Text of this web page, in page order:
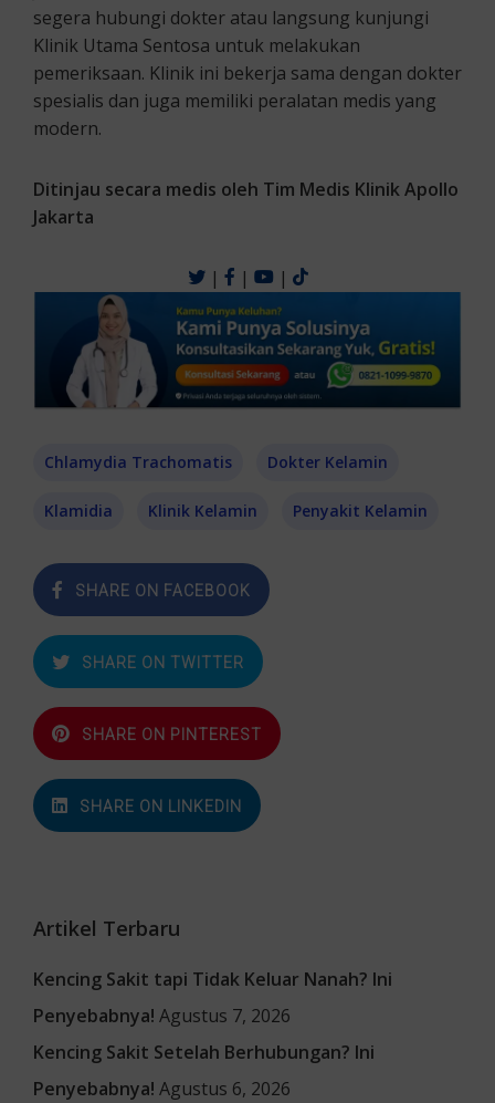
segera hubungi dokter atau langsung kunjungi
Klinik Utama Sentosa untuk melakukan
pemeriksaan. Klinik ini bekerja sama dengan dokter
spesialis dan juga memiliki peralatan medis yang
modern.
Ditinjau secara medis oleh Tim Medis Klinik Apollo
Jakarta
| | |
Chlamydia Trachomatis Dokter Kelamin
Klamidia Klinik Kelamin Penyakit Kelamin
SHARE ON FACEBOOK
SHARE ON TWITTER
SHARE ON PINTEREST
SHARE ON LINKEDIN
Artikel Terbaru
Kencing Sakit tapi Tidak Keluar Nanah? Ini
Penyebabnya! Agustus 7, 2026
Kencing Sakit Setelah Berhubungan? Ini
Penyebabnya! Agustus 6, 2026